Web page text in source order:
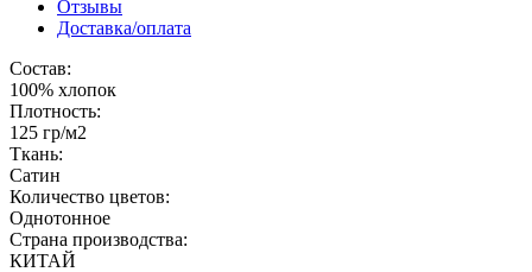
Отзывы
Доставка/оплата
Состав:
100% хлопок
Плотность:
125 гр/м2
Ткань:
Сатин
Количество цветов:
Однотонное
Страна производства:
КИТАЙ